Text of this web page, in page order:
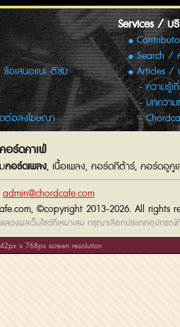
อเสนอแนะ ติชม
ต่อลงโฆษณา
Services / บ
Search /
Articles /
ความรู้
บทความ
อร์ดคาเฟ่
คอร์ดเพลง, เนื้อเพลง, คอร์ดกีต้าร์, คอร์ดอูคู
admin@chordcafe.com
©copyright 2013-2026. All rights
สดงผลเว็บไซต์ที่เหมาะสม กรุณาเลือกประเภทอุปกรณ์
x 768px screen resolution